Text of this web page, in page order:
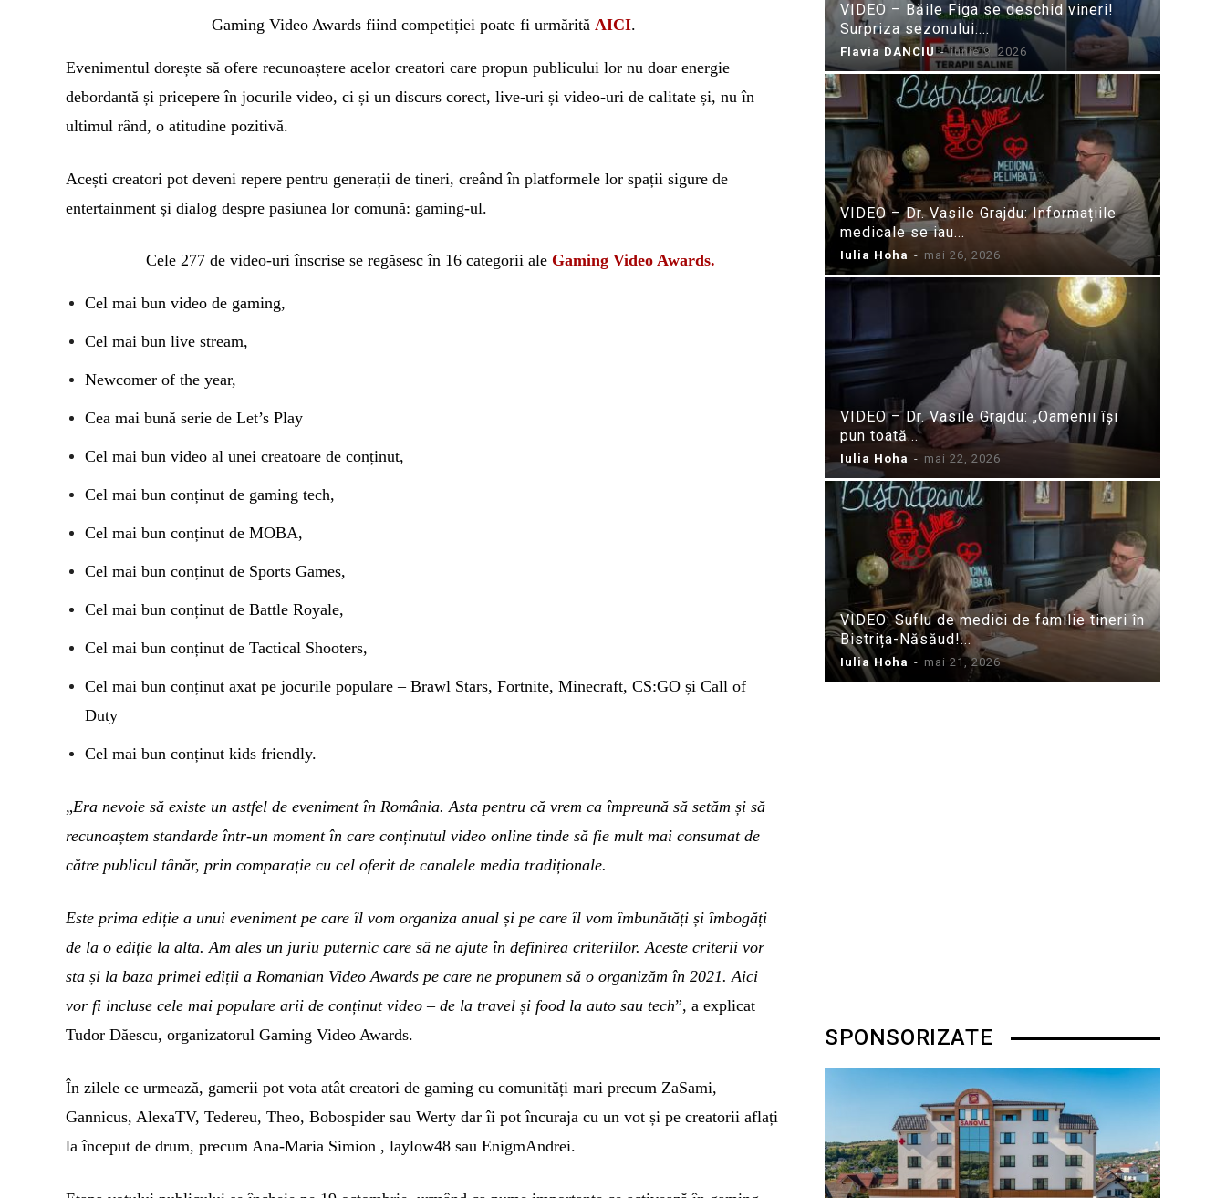
Gaming Video Awards fiind competiției poate fi urmărită AICI.
Evenimentul dorește să ofere recunoaștere acelor creatori care propun publicului lor nu doar energie
debordantă și pricepere în jocurile video, ci și un discurs corect, live-uri și video-uri de calitate și, nu în
ultimul rând, o atitudine pozitivă.
Acești creatori pot deveni repere pentru generații de tineri, creând în platformele lor spații sigure de
entertainment și dialog despre pasiunea lor comună: gaming-ul.
Cele 277 de video-uri înscrise se regăsescîn 16 categorii ale Gaming Video Awards.
Cel mai bun video de gaming,
Cel mai bun live stream,
Newcomer of the year,
Cea mai bună serie de Let’s Play
Cel mai bun video al unei creatoare de conținut,
Cel mai bun conținut de gaming tech,
Cel mai bun conținut de MOBA,
Cel mai bun conținut de Sports Games,
Cel mai bun conținut de Battle Royale,
Cel mai bun conținut de Tactical Shooters,
Cel mai bun conținut axat pe jocurile populare – Brawl Stars, Fortnite, Minecraft, CS:GO și Call of
Duty
Cel mai bun conținut kids friendly.
„Era nevoie să existe un astfel de eveniment în România. Asta pentru că vrem ca împreună să setăm și să
recunoaștem standarde într-un moment în care conținutul video online tinde să fie mult mai consumat de
către publicul tânăr, prin comparație cu cel oferit de canalele media tradiționale.
Este prima ediție a unui eveniment pe care îl vom organiza anual și pe care îl vom îmbunătăți și îmbogăți
de la o ediție la alta. Am ales un juriu puternic care să ne ajute în definirea criteriilor. Aceste criterii vor
sta și la baza primei ediții a Romanian Video Awards pe care ne propunem să o organizăm în 2021. Aici
vor fi incluse cele mai populare arii de conținut video – de la travel și food la auto sau tech”, a explicat
Tudor Dăescu, organizatorul Gaming Video Awards.
În zilele ce urmează, gamerii pot vota atât creatori de gaming cu comunități mari precum ZaSami,
Gannicus, AlexaTV, Tedereu, Theo, Bobospider sau Werty dar îi pot încuraja cu un vot și pe creatorii aflați
la început de drum, precum Ana-Maria Simion , laylow48 sau EnigmAndrei.
VIDEO – Băile Figa se deschid vineri!
Surpriza sezonului:...
Flavia DANCIU - iunie 9, 2026
VIDEO – Dr. Vasile Grajdu: Informațiile
medicale se iau...
Iulia Hoha - mai 26, 2026
VIDEO – Dr. Vasile Grajdu: „Oamenii își
pun toată...
Iulia Hoha - mai 22, 2026
VIDEO: Suflu de medici de familie tineri în
Bistrița-Năsăud!...
Iulia Hoha - mai 21, 2026
SPONSORIZATE